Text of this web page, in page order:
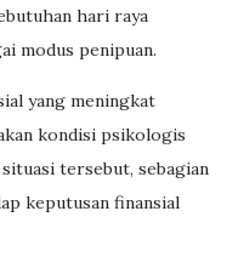
hari raya
modus penipuan.
yang meningkat
kondisi psikologis
tersebut, sebagian
keputusan finansial